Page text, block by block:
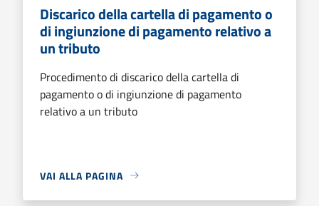
Discarico della cartella di pagamento o
di ingiunzione di pagamento relativo a
un tributo
Procedimento di discarico della cartella di
pagamento o di ingiunzione di pagamento
relativo a un tributo
VAI ALLA PAGINA